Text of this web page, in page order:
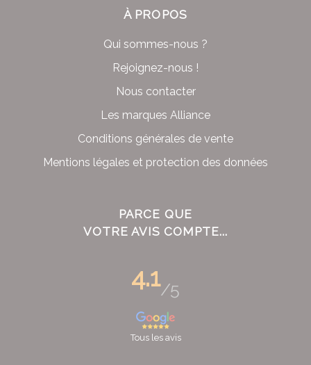
À PROPOS
Qui sommes-nous ?
Rejoignez-nous !
Nous contacter
Les marques Alliance
Conditions générales de vente
Mentions légales et protection des données
PARCE QUE
VOTRE AVIS COMPTE...
4.1/5
Tous les avis